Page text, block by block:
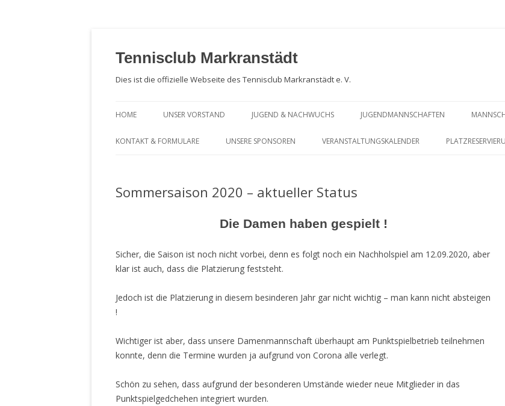
Tennisclub Markranstädt
Dies ist die offizielle Webseite des Tennisclub Markranstädt e. V.
HOME UNSER VORSTAND JUGEND & NACHWUCHS
NACHWUCHSARBEIT
JUGENDMANNSCHAFTEN
PLATZBELEGUNGSPLAN
SEIT 2024
PHOTOGALERIE
KONTAKT & FORMULARE
MITGLIEDSANTRAG, SATZUNG &
KOMBIMANDAT / BANKEINZUG /
FOTOGENEHMIGUNG
UNSERE SPONSOREN VERANSTALTUNGSKALENDER
Sommersaison 2020 – aktueller Status
Die Damen haben gespielt !
Sicher, die Saison ist noch nicht vorbei, denn es folgt noch ein Nachholspiel am 12.09.2020, aber
klar ist auch, dass die Platzierung feststeht.
Jedoch ist die Platzierung in diesem besinderen Jahr gar nicht wichtig – man kann nicht absteigen
!
Wichtiger ist aber, dass unsere Damenmannschaft überhaupt am Punktspielbetrieb teilnehmen
konnte, denn die Termine wurden ja aufgrund von Corona alle verlegt.
Schön zu sehen, dass aufgrund der besonderen Umstände wieder neue Mitglieder in das
Punktspielgedchehen integriert wurden.